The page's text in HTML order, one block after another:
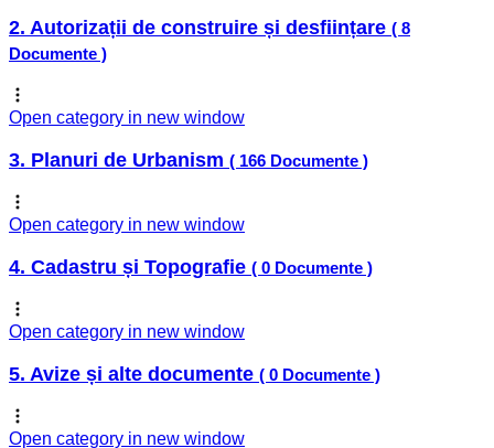
2. Autorizații de construire și desființare ( 8
Documente )
Open category in new window
3. Planuri de Urbanism ( 166 Documente )
Open category in new window
4. Cadastru și Topografie ( 0 Documente )
Open category in new window
5. Avize și alte documente ( 0 Documente )
Open category in new window